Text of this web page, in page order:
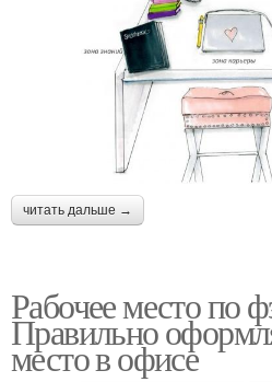
читать дальше →
Рабочее место по
Правильно
место в офисе